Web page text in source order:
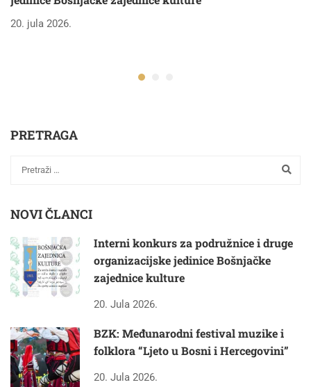
20. jula 2026.
PRETRAGA
NOVI ČLANCI
Interni konkurs za podružnice i druge
organizacijske jedinice Bošnjačke
zajednice kulture
20. Jula 2026.
BZK: Međunarodni festival muzike i
folklora “Ljeto u Bosni i Hercegovini”
20. Jula 2026.